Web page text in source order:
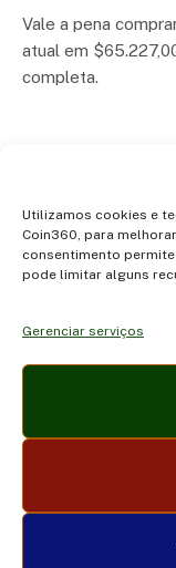
Utilizamos cookies e
Coin360, para
consentimento
pode limitar alguns
Gerenciar serviços
Vale a pena
atual em
completa.